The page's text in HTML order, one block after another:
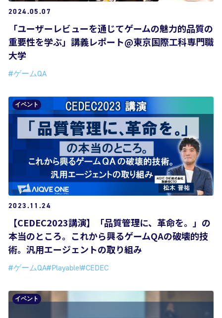
2024.05.07
「ユーザーレビューを通じてゲームの魅力的品質の
重要性を学ぶ」講義レポート@東京国際工科専門職
大学
#ゲームQA
イベント
2023.11.24
【CEDEC2023講演】「品質管理に、革命を。」の
本当のところ。これから興るゲームQAの破壊的技
術。汎用エージェントの取り組み
#ゲームQA#Playable!#CEDEC
イベント